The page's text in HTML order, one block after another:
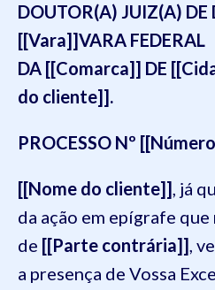
DOUTOR(A) JUIZ(A) DE
[[Vara]]VARA FEDERAL
DA [[Comarca]] DE
do cliente]].
PROCESSO Nº
[[Nome do cliente]], já
da ação em epígrafe que
de [[Parte contrária]],
a presença de Vossa